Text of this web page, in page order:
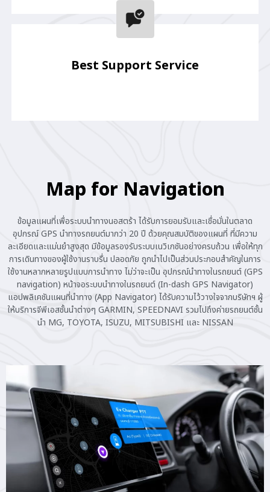
Best Support Service
Map for Navigation
ข้อมูลแผนที่เพื่อระบบนำทางนอสตร้า ได้รับการยอมรับและเชื่อมั่นในตลาด
อุปกรณ์ GPS นำทางรถยนต์มากว่า 20 ปี ด้วยคุณสมบัติของแผนที่ ที่มีความ
ละเอียดและแม่นยำสูงสุด มีข้อมูลรองรับระบบเนวิเกชันอย่างครบถ้วน เพื่อให้ทุก
การเดินทางของผู้ใช้งานราบรื่น ปลอดภัย ถูกนำไปเป็นส่วนประกอบสำคัญในการ
ใช้งานหลากหลายรูปแบบการนำทาง ไม่ว่าจะเป็น อุปกรณ์นำทางในรถยนต์ (GPS
navigation) หน้าจอระบบนำทางในรถยนต์ (In-dash GPS Navigator)
แอปพลิเคชันแผนที่นำทาง (App Navigator) ได้รับความไว้วางใจจากบริษัทฯ ผู้
ให้บริการจีพีเอสชั้นนำต่างๆ GARMIN, SPEEDNAVI รวมไปถึงค่ายรถยนต์ชั้น
นำ MG, TOYOTA, ISUZU, MITSUBISHI และ NISSAN